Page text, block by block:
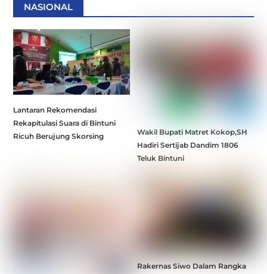
NASIONAL
Lantaran Rekomendasi
Rekapitulasi Suara di Bintuni
Ricuh Berujung Skorsing
Wakil Bupati Matret Kokop,SH
Hadiri Sertijab Dandim 1806
Teluk Bintuni
Rakernas Siwo Dalam Rangka